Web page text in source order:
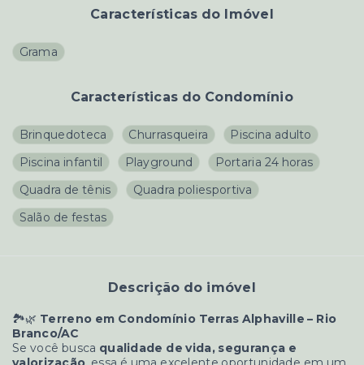
Características do Imóvel
Grama
Características do Condomínio
Brinquedoteca Churrasqueira
Piscina adulto
Piscina infantil
Playground
Portaria 24 horas
Quadra de tênis
Quadra poliesportiva
Salão de festas
Descrição do imóvel
🏞️🌿 Terreno em Condomínio Terras Alphaville – Rio
Branco/AC
Se você busca qualidade de vida, segurança e